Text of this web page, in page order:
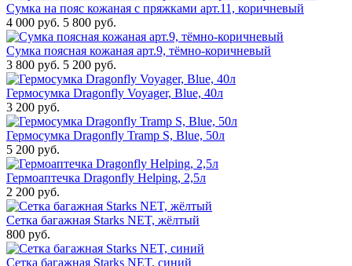
Сумка на пояс кожаная с пряжками арт.11, коричневый
4 000 руб. 5 800 руб.
Сумка поясная кожаная арт.9, тёмно-коричневый
3 800 руб. 5 200 руб.
Гермосумка Dragonfly Voyager, Blue, 40л
3 200 руб.
Гермосумка Dragonfly Tramp S, Blue, 50л
5 200 руб.
Гермоаптечка Dragonfly Helping, 2,5л
2 200 руб.
Сетка багажная Starks NET, жёлтый
800 руб.
Сетка багажная Starks NET, синий